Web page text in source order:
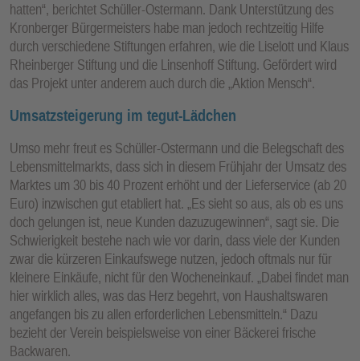
hatten“, berichtet Schüller-Ostermann. Dank Unterstützung des
Kronberger Bürgermeisters habe man jedoch rechtzeitig Hilfe
durch verschiedene Stiftungen erfahren, wie die Liselott und Klaus
Rheinberger Stiftung und die Linsenhoff Stiftung. Gefördert wird
das Projekt unter anderem auch durch die „Aktion Mensch“.
Umsatzsteigerung im tegut-Lädchen
Umso mehr freut es Schüller-Ostermann und die Belegschaft des
Lebensmittelmarkts, dass sich in diesem Frühjahr der Umsatz des
Marktes um 30 bis 40 Prozent erhöht und der Lieferservice (ab 20
Euro) inzwischen gut etabliert hat. „Es sieht so aus, als ob es uns
doch gelungen ist, neue Kunden dazuzugewinnen“, sagt sie. Die
Schwierigkeit bestehe nach wie vor darin, dass viele der Kunden
zwar die kürzeren Einkaufswege nutzen, jedoch oftmals nur für
kleinere Einkäufe, nicht für den Wocheneinkauf. „Dabei findet man
hier wirklich alles, was das Herz begehrt, von Haushaltswaren
angefangen bis zu allen erforderlichen Lebensmitteln.“ Dazu
bezieht der Verein beispielsweise von einer Bäckerei frische
Backwaren.